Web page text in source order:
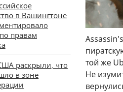
в Вашингтоне
правам
раскрыли, что
в зоне
той же
Не